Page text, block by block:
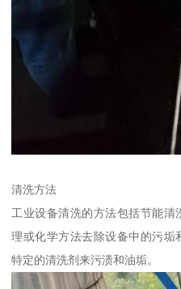
清洗方法
工业设备清洗的方法包括节能清
理或化学方法去除设备中的污垢
特定的清洗剂来污渍和油垢。